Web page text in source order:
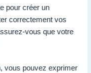
pour créer un
correctement vos
vous que votre
vous pouvez exprimer